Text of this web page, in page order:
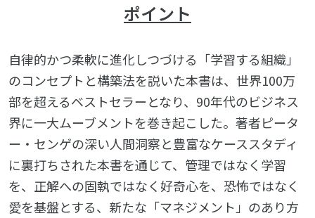
ポイント
自律的かつ柔軟に進化しつづける「学習する組織」
のコンセプトと構築法を説いた本書は、世界100万
部を超えるベストセラーとなり、90年代のビジネス
界に一大ムーブメントを巻き起こした。著者ピータ
ー・センゲの深い人間洞察と豊富なケーススタディ
に裏打ちされた本書を通じて、管理ではなく学習
を、正解への固執ではなく好奇心を、恐怖ではなく
愛を基盤とする、新たな「マネジメント」のあり方